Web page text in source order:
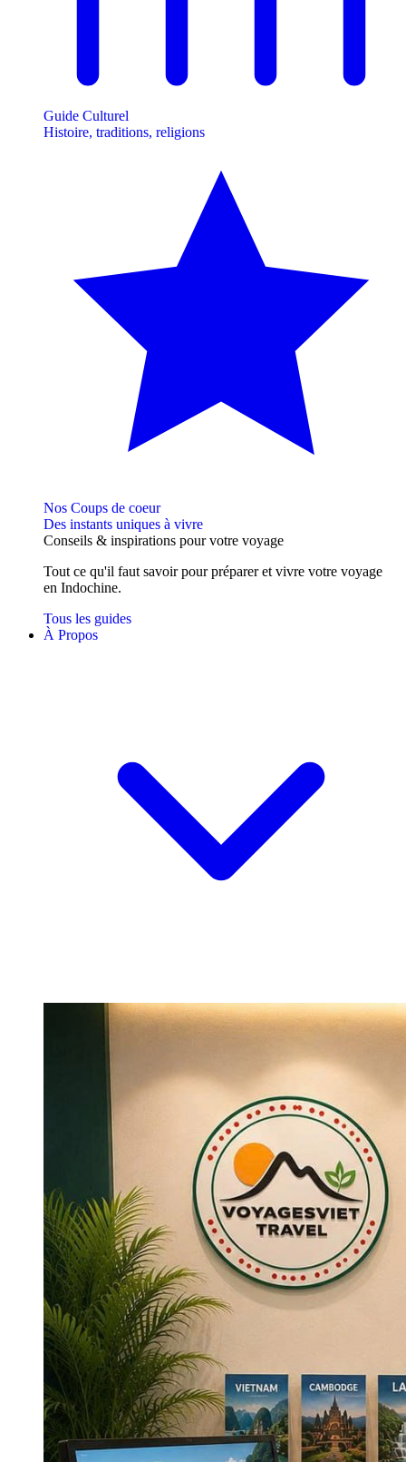
Guide Culturel
Histoire, traditions, religions
Nos Coups de coeur
Des instants uniques à vivre
Conseils & inspirations pour votre voyage
Tout ce qu'il faut savoir pour préparer et vivre votre voyage
en Indochine.
Tous les guides
À Propos